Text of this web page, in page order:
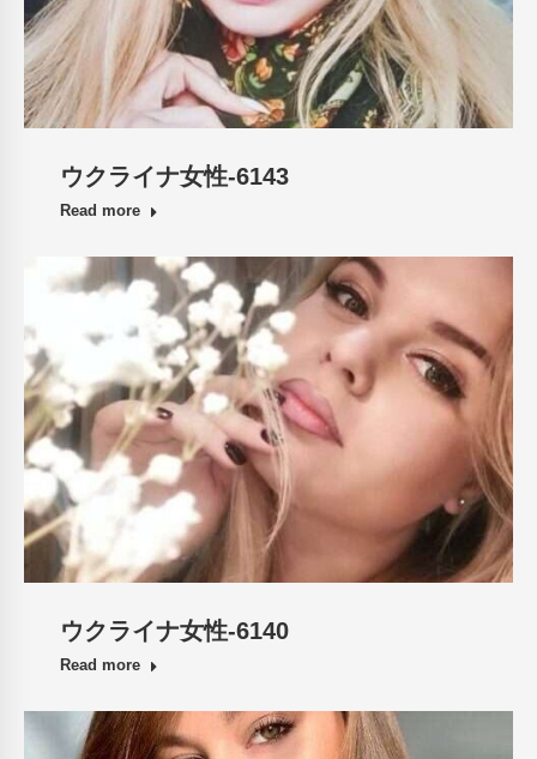
ウクライナ女性-6143
Read more
ウクライナ女性-6140
Read more